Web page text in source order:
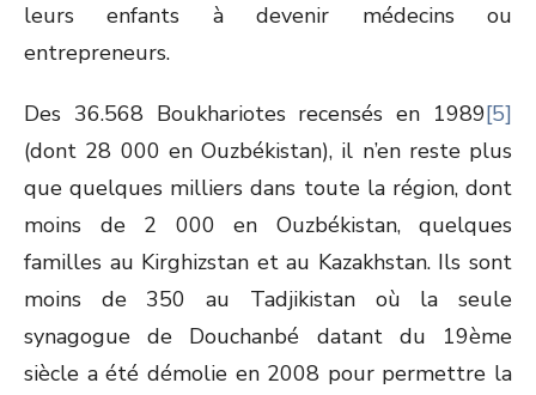
leurs enfants à devenir médecins ou
entrepreneurs.
Des 36.568 Boukhariotes recensés en 1989[5]
(dont 28 000 en Ouzbékistan), il n’en reste plus
que quelques milliers dans toute la région, dont
moins de 2 000 en Ouzbékistan, quelques
familles au Kirghizstan et au Kazakhstan. Ils sont
moins de 350 au Tadjikistan où la seule
synagogue de Douchanbé datant du 19ème
siècle a été démolie en 2008 pour permettre la